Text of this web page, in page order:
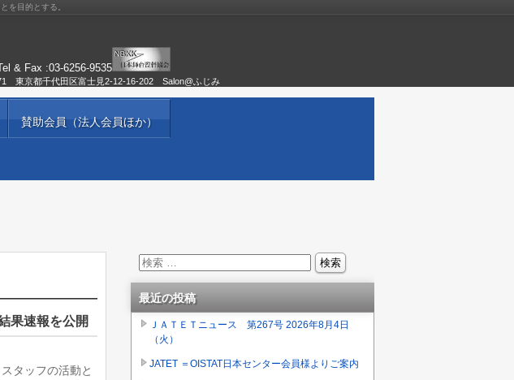
を目的とする。
& Fax :03-6256-9535
東京都千代田区富士見2-12-16-202 Salon@ふじみ
賛助会員（法人会員ほか）
果速報を公開
タッフの活動と
最近の投稿
ＪＡＴＥＴニュース 第267号 2026年8月4日
（火）
JATET ＝OISTAT日本センター会員様よりご案内